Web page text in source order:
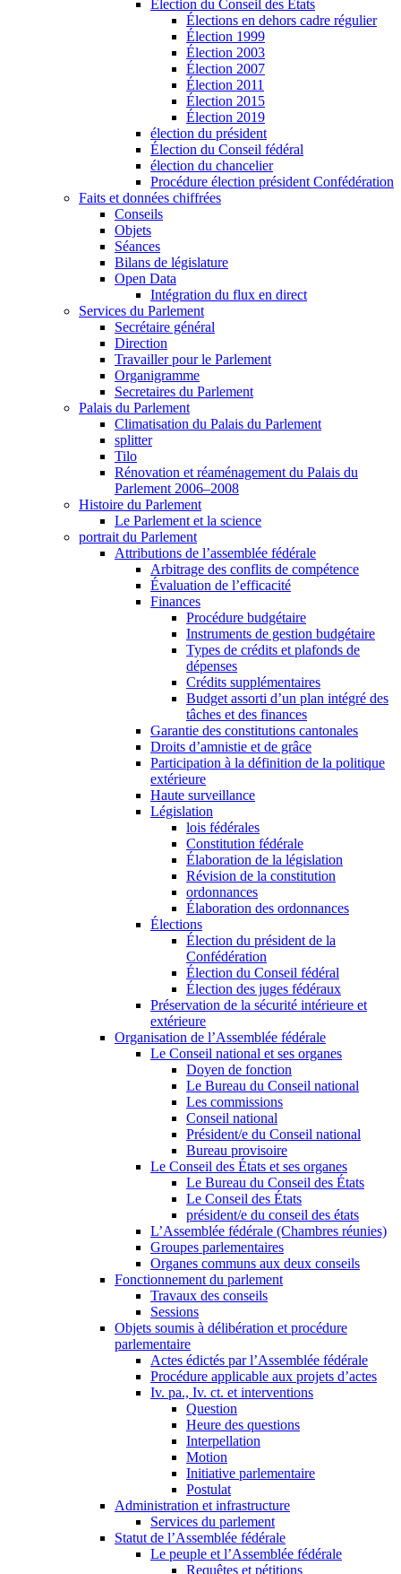
Élection du Conseil des États
Élections en dehors cadre régulier
Élection 1999
Élection 2003
Élection 2007
Élection 2011
Élection 2015
Élection 2019
élection du président
Élection du Conseil fédéral
élection du chancelier
Procédure élection président Confédération
Faits et données chiffrées
Conseils
Objets
Séances
Bilans de législature
Open Data
Intégration du flux en direct
Services du Parlement
Secrétaire général
Direction
Travailler pour le Parlement
Organigramme
Secretaires du Parlement
Palais du Parlement
Climatisation du Palais du Parlement
splitter
Tilo
Rénovation et réaménagement du Palais du
Parlement 2006–2008
Histoire du Parlement
Le Parlement et la science
portrait du Parlement
Attributions de l’assemblée fédérale
Arbitrage des conflits de compétence
Évaluation de l’efficacité
Finances
Procédure budgétaire
Instruments de gestion budgétaire
Types de crédits et plafonds de
dépenses
Crédits supplémentaires
Budget assorti d’un plan intégré des
tâches et des finances
Garantie des constitutions cantonales
Droits d’amnistie et de grâce
Participation à la définition de la politique
extérieure
Haute surveillance
Législation
lois fédérales
Constitution fédérale
Élaboration de la législation
Révision de la constitution
ordonnances
Élaboration des ordonnances
Élections
Élection du président de la
Confédération
Élection du Conseil fédéral
Élection des juges fédéraux
Préservation de la sécurité intérieure et
extérieure
Organisation de l’Assemblée fédérale
Le Conseil national et ses organes
Doyen de fonction
Le Bureau du Conseil national
Les commissions
Conseil national
Président/e du Conseil national
Bureau provisoire
Le Conseil des États et ses organes
Le Bureau du Conseil des États
Le Conseil des États
président/e du conseil des états
L’Assemblée fédérale (Chambres réunies)
Groupes parlementaires
Organes communs aux deux conseils
Fonctionnement du parlement
Travaux des conseils
Sessions
Objets soumis à délibération et procédure
parlementaire
Actes édictés par l’Assemblée fédérale
Procédure applicable aux projets d’actes
Iv. pa., Iv. ct. et interventions
Question
Heure des questions
Interpellation
Motion
Initiative parlementaire
Postulat
Administration et infrastructure
Services du parlement
Statut de l’Assemblée fédérale
Le peuple et l’Assemblée fédérale
Requêtes et pétitions